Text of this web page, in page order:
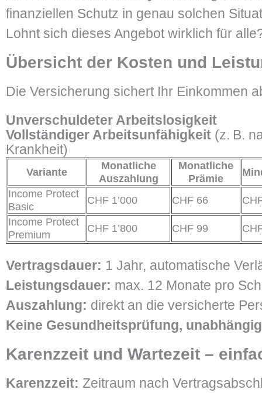
finanziellen Schutz in genau solchen
Lohnt sich dieses Angebot wirklich für
Übersicht der Kosten und
Die Versicherung sichert Ihr Einkommen
Unverschuldeter Arbeitslosigkeit
Vollständiger Arbeitsunfähigkeit (z. B.
Krankheit)
Variante
Monatliche
Auszahlung
Monatliche
Prämie
Income Protect
Basic
CHF 1’000 CHF 66
Income Protect
Premium
CHF 1’800 CHF 99
Vertragsdauer: 1 Jahr, automatische
Leistungsdauer: max. 12 Monate pro
Auszahlung: direkt an die versicherte
Keine Gesundheitsprüfung,
Karenzzeit und Wartezeit –
Karenzzeit: Zeitraum nach